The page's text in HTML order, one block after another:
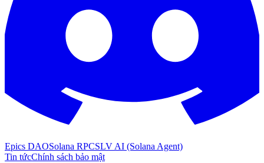
Epics DAOSolana RPCSLV AI (Solana Agent)
Tin tứcChính sách bảo mật